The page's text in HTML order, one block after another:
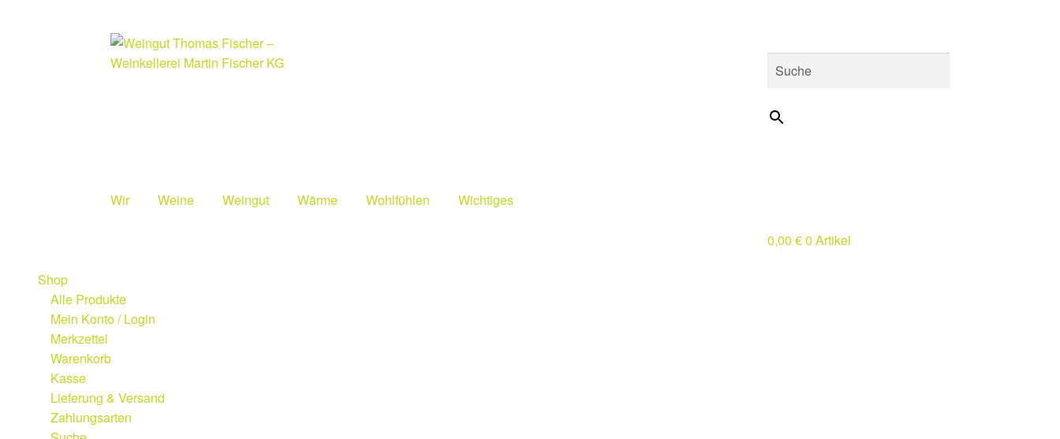
Zur
Navigation
Zum
Inhalt
Wir Weine Weingut Wärme Wohlfühlen Wichtiges
Partner
0,00 €0 Artikel
Shop
Alle Produkte
Mein Konto / Login
Merkzettel
Warenkorb
Kasse
Lieferung & Versand
Zahlungsarten